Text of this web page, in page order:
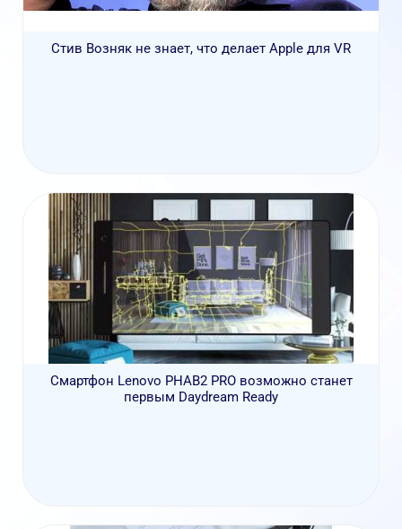
Стив Возняк не знает, что делает Apple для VR
Смартфон Lenovo PHAB2 PRO возможно станет
первым Daydream Ready